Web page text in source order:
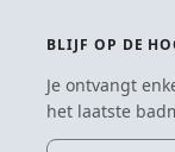
BLIJF OP DE
Je ontvangt
het laatste